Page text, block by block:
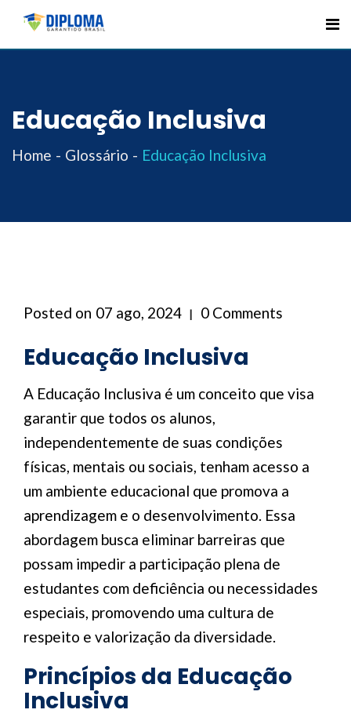
Skip
Educação Inclusiva
Home Glossário Educação Inclusiva
Posted on 07 ago, 2024 0 Comments
Educação Inclusiva
A Educação Inclusiva é um conceito que visa
garantir que todos os alunos,
independentemente de suas condições
físicas, mentais ou sociais, tenham acesso a
um ambiente educacional que promova a
aprendizagem e o desenvolvimento. Essa
abordagem busca eliminar barreiras que
possam impedir a participação plena de
estudantes com deficiência ou necessidades
especiais, promovendo uma cultura de
respeito e valorização da diversidade.
Princípios da Educação
Inclusiva